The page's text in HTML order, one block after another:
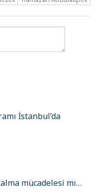
İstanbul’da
mücadelesi mı…